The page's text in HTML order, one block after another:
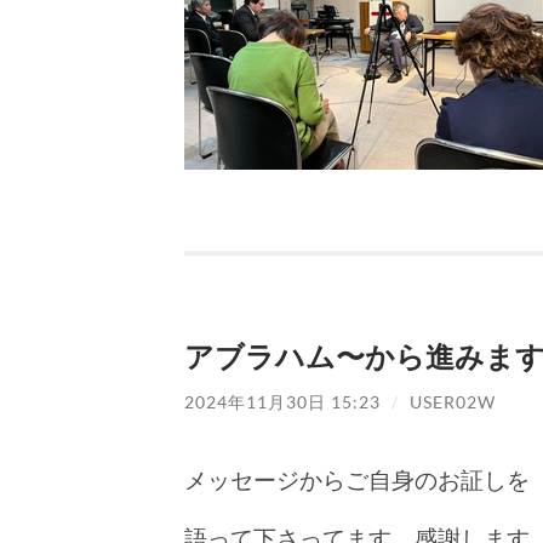
アブラハム〜から進みま
2024年11月30日 15:23 / USER02W
メッセージからご自身のお証しを